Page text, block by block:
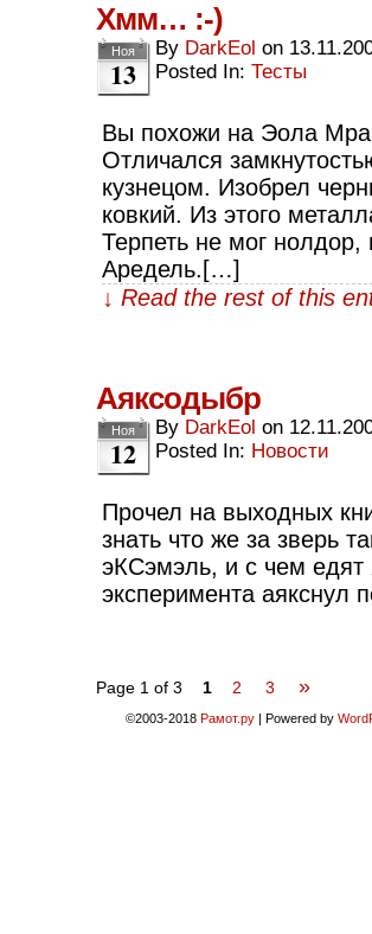
Хмм… :-)
Ноя
13
By DarkEol on
Posted In: Тесты
Вы похожи на Эола
Отличался
кузнецом. Изобрел
ковкий. Из этого
Терпеть не мог
Аредель.[…]
↓ Read the rest of this
Аяксодыбр
Ноя
12
By DarkEol on
Posted In: Новости
Прочел на выходных
знать что же за зверь
эКСэмэль, и с чем едят
эксперимента аякснул
Page 1 of 3 1 2 3 »
©2003-2018 Рамот.ру | Powered by